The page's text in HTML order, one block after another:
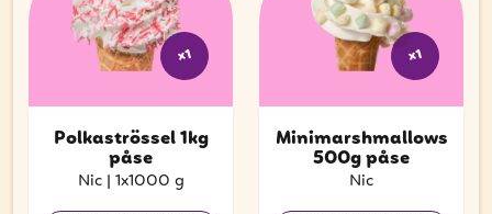
x1
Polkaströssel 1kg
påse
Nic | 1x1000 g
x1
Minimarshmallows
500g påse
Nic